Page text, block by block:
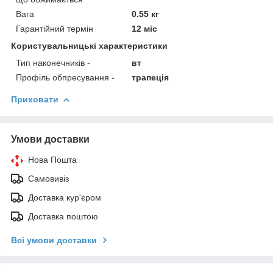
Вага
0.55 кг
Гарантійний термін
12 міс
Користувальницькі характеристики
Тип наконечників -
вт
Профіль обпресування -
трапеція
Приховати
Умови доставки
Нова Пошта
Самовивіз
Доставка кур'єром
Доставка поштою
Всі умови доставки